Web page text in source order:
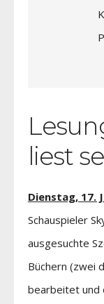
liest
Dienstag, 17.
Schauspieler
ausgesuchte
Büchern (zwei
bearbeitet und